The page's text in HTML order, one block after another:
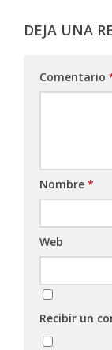
DEJA UNA
Comentario
Nombre *
Web
Recibir un